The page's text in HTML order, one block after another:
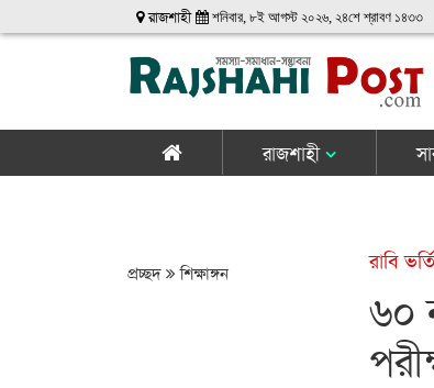
রাজশাহী শনিবার, ৮ই আগস্ট ২০২৬, ২৪শে শ্রাবণ ১৪৩৩
রাজশাহী
প্রচ্ছদ শিক্ষাঙ্গন রাবি
৬০